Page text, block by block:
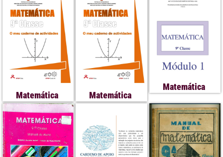
Matemática Matemática
Matemática